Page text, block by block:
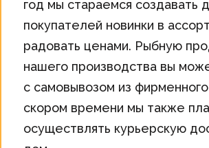
год мы стараемся создавать
покупателей новинки в
радовать ценами. Рыбную
нашего производства вы
с самовывозом из фирменного
скором времени мы также
осуществлять курьерскую